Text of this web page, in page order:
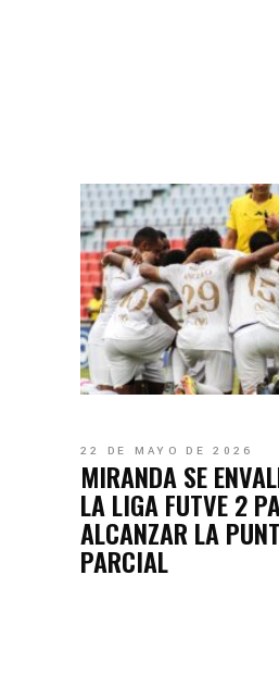
22 DE MAYO DE 2026
MIRANDA SE
LA LIGA FUTVE 2
ALCANZAR LA
PARCIAL